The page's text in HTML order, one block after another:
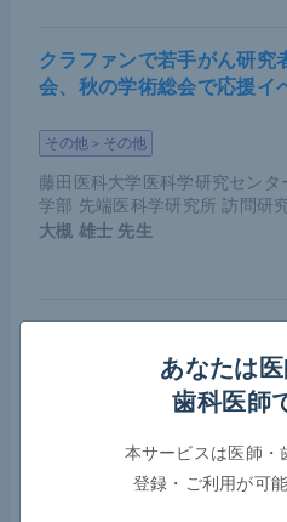
クラファンで若手がん研
会、秋の学術総会で応援イ
その他＞その他
藤田医科大学医科学研究セン
学部 先端医科学研究所 訪問研
大槻 雄士 先生
床腫瘍学会が第7波におけ
腫瘍（オンコロジー）＞その他
その他＞緩和ケア
MedicalNoteExpert編集部
あなたは
歯科医師
本サービスは医師・
登録・ご利用が可